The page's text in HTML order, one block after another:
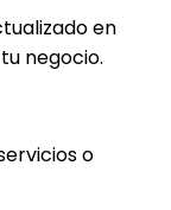
en
negocio.
o